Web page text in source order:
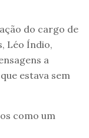
do cargo de
Léo Índio,
a
estava sem
como um